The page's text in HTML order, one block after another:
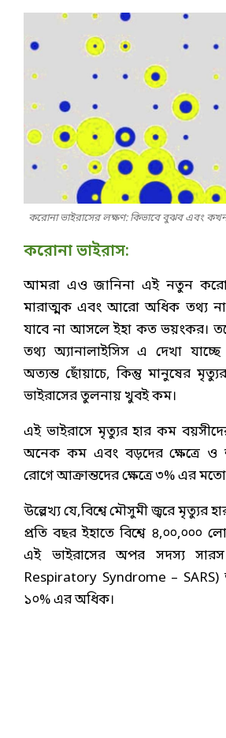
করোনা ভাইরাসের লক্ষণ: কিভাবে বুঝব এবং কখন
করোনা ভাইরাস:
আমরা এও জানিনা এই নতুন
মারাত্মক এবং আরো অধিক তথ্য না
যাবে না আসলে ইহা কত ভয়ংকর।
তথ্য অ্যানালাইসিস এ দেখা
অত্যন্ত ছোঁয়াচে, কিন্তু মানুষের
ভাইরাসের তুলনায় খুবই কম।
এই ভাইরাসে মৃত্যুর হার কম
অনেক কম এবং বড়দের ক্ষেত্রে ও
রোগে আক্রান্তদের ক্ষেত্রে ৩% এর
উল্লেখ্য যে,বিশ্বে মৌসুমী জ্বরে মৃত্যুর
প্রতি বছর ইহাতে বিশ্বে ৪,০০,০০০
এই ভাইরাসের অপর সদস্য
Respiratory Syndrome – SARS)
১০% এর অধিক।